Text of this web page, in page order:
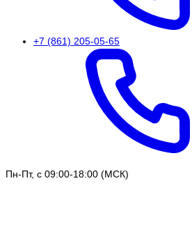
+7 (861) 205-05-65
Пн-Пт, с 09:00-18:00 (МСК)